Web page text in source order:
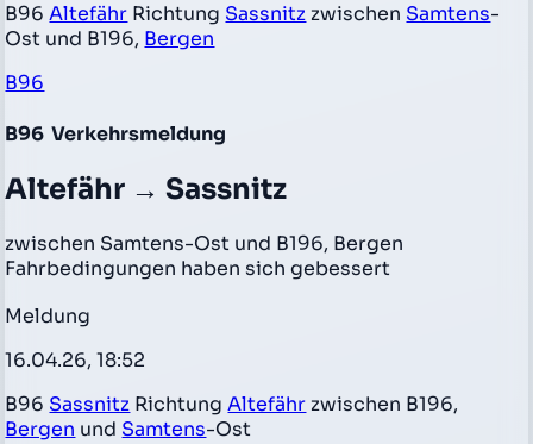
B96Altefähr Richtung Sassnitz zwischen Samtens-
Ost und B196, Bergen
B96
B96 Verkehrsmeldung
Altefähr → Sassnitz
zwischen Samtens-Ost und B196, Bergen
Fahrbedingungen haben sich gebessert
Meldung
16.04.26, 18:52
B96 Sassnitz RichtungAltefähr zwischen B196,
Bergen und Samtens-Ost